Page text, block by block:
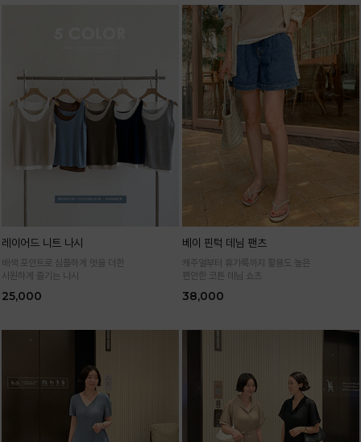
레이어드 니트 나시
배색 포인트로 심플하게 멋을 더한
시원하게 즐기는 나시
25,000
베이 핀턱 데님 팬츠
캐주얼부터 휴가룩까지 활용도 높은
편안한 코튼 데님 쇼츠
38,000